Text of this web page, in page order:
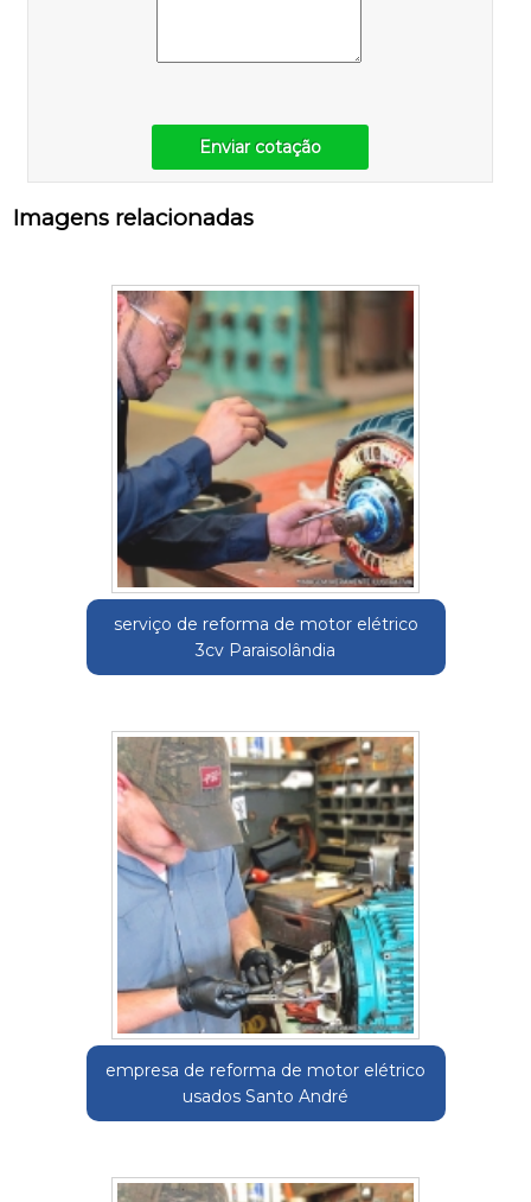
Enviar cotação
Imagens relacionadas
serviço de reforma de motor elétrico
3cv Paraisolândia
empresa de reforma de motor elétrico
usados Santo André